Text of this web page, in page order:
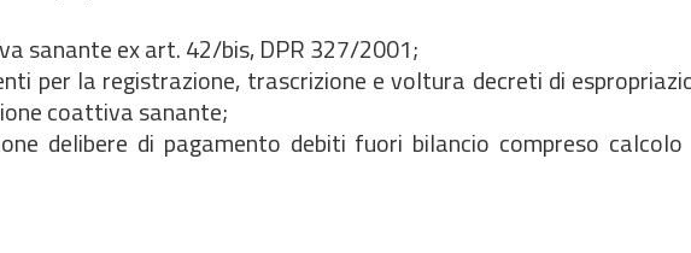
sanante ex art. 42/bis, DPR 327/2001;
per la registrazione, trascrizione e voltura decreti di
coattiva sanante;
delibere di pagamento debiti fuori bilancio compreso